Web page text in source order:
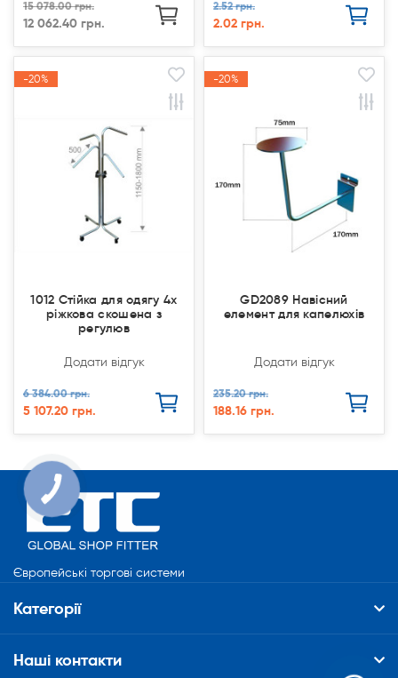
15 078.00 грн.
12 062.40 грн.
2.52 грн.
2.02 грн.
-20%
-20%
1012 Стійка для одягу 4х
ріжкова скошена з
регулюв
Додати відгук
6 384.00 грн.
5 107.20 грн.
-20%
-20%
GD2089 Навісний
елемент для капелюхів
Додати відгук
235.20 грн.
188.16 грн.
Європейські торгові системи
Категорії
Наші контакти